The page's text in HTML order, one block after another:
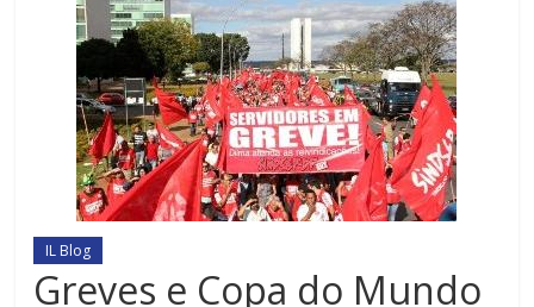
IL Blog
Greves e Copa do Mundo